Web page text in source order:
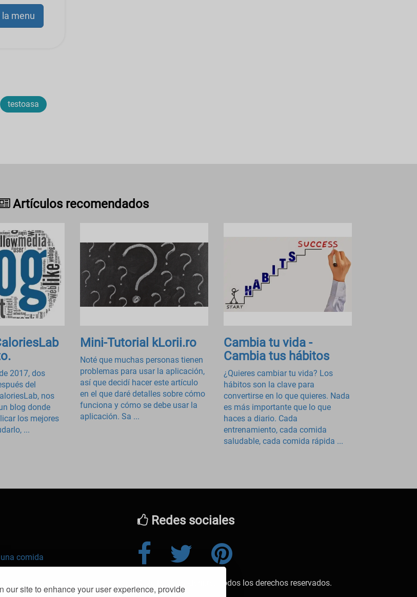
our site to enhance your user experience, provide
menu
testoasa
Artículos recomendados
2017, dos
del
nos
blog donde
los mejores
...
Mini-Tutorial kLorii.ro
Noté que muchas personas tienen
problemas para usar la aplicación,
así que decidí hacer este artículo
en el que daré detalles sobre cómo
funciona y cómo se debe usar la
aplicación. Sa ...
Cambia tu vida -
Cambia tus hábitos
¿Quieres cambiar tu vida? Los
hábitos son la clave para
convertirse en lo que quieres. Nada
es más importante que lo que
haces a diario. Cada
entrenamiento, cada comida
saludable, cada comida rápida ...
comida
Redes sociales
© 2016-2026 klorii.ro. Todos los derechos reservados.